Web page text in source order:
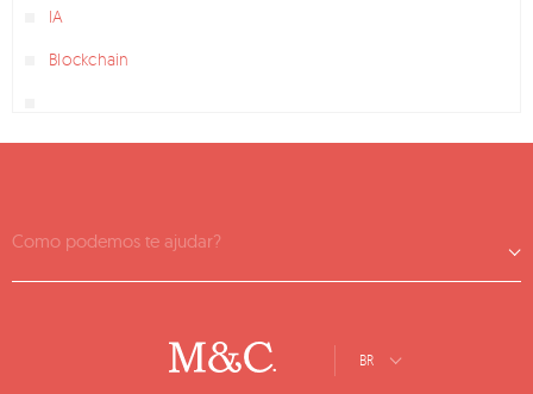
IA
Blockchain
Como podemos te ajudar?
BR